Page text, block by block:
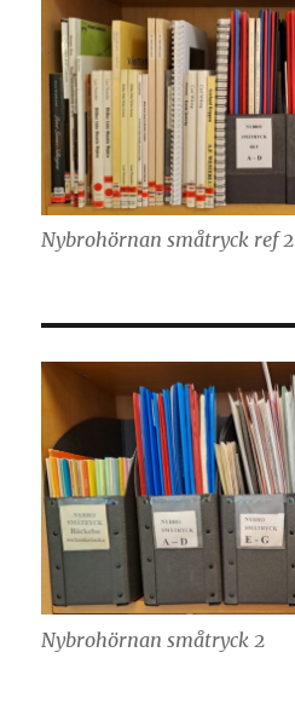
Nybrohörnan småtryck ref 2
Nybrohörnan småtryck 2